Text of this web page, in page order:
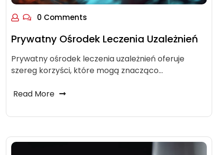
0 Comments
Prywatny Ośrodek Leczenia Uzależnień
Prywatny ośrodek leczenia uzależnień oferuje
szereg korzyści, które mogą znacząco…
Read More